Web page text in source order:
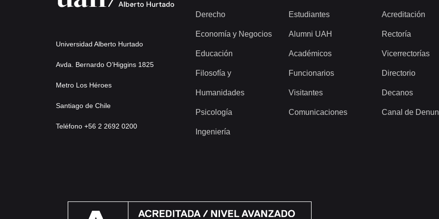
Universidad Alberto Hurtado
Avda. Bernardo O’Higgins 1825
Metro Los Héroes
Santiago de Chile
Teléfono +56 2 2692 0200
Derecho
Economía y Negocios
Educación
Filosofía y
Humanidades
Psicología
Ingeniería
Estudiantes
Alumni UAH
Académicos
Funcionarios
Visitantes
Comunicaciones
Acreditación
Rectoría
Vicerrectorías
Directorio
Decanos
Canal de